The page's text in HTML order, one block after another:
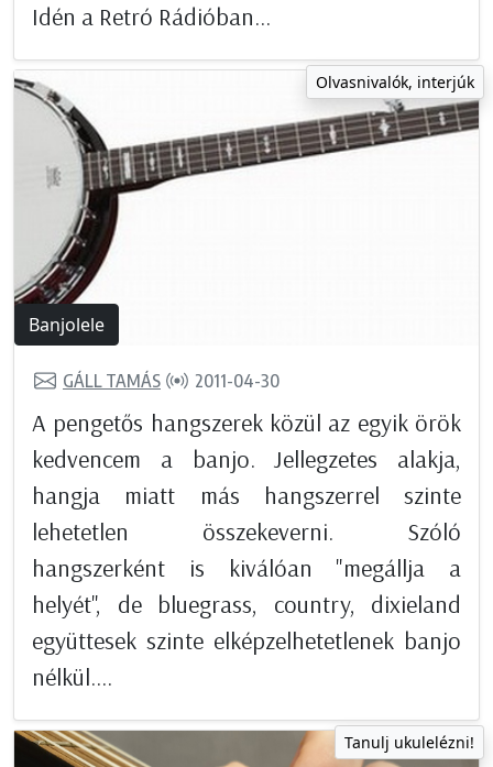
Idén a Retró Rádióban...
Olvasnivalók, interjúk
Banjolele
GÁLL TAMÁS 2011-04-30
A pengetős hangszerek közül az egyik örök
kedvencem a banjo. Jellegzetes alakja,
hangja miatt más hangszerrel szinte
lehetetlen összekeverni. Szóló
hangszerként is kiválóan "megállja a
helyét", de bluegrass, country, dixieland
együttesek szinte elképzelhetetlenek banjo
nélkül....
Tanulj ukulelézni!